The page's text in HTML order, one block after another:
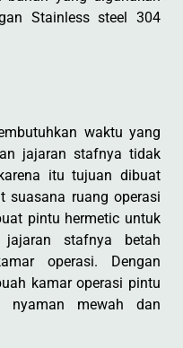
Stainless steel 304
waktu yang
jajaran stafnya tidak
itu tujuan dibuat
suasana ruang operasi
pintu hermetic untuk
stafnya betah
operasi. Dengan
kamar operasi pintu
nyaman mewah dan